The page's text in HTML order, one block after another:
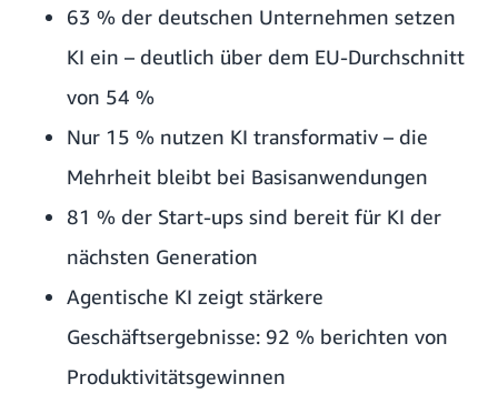
63 % der deutschen Unternehmen setzen
KI ein – deutlich über dem EU-Durchschnitt
von 54 %
Nur 15 % nutzen KI transformativ – die
Mehrheit bleibt bei Basisanwendungen
81 % der Start-ups sind bereit für KI der
nächsten Generation
Agentische KI zeigt stärkere
Geschäftsergebnisse: 92 % berichten von
Produktivitätsgewinnen